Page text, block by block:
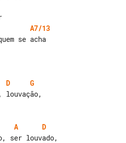
A7/13
D
G
A
D